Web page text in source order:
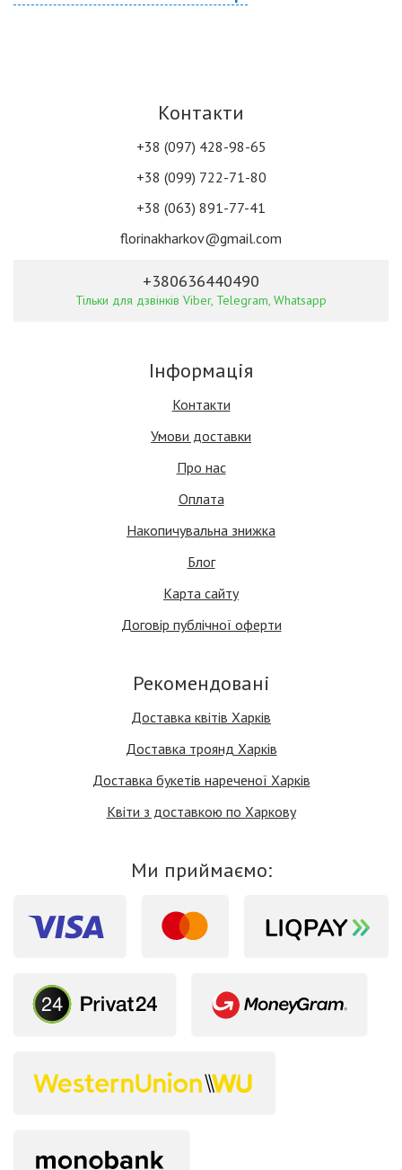
Контакти
+38 (097) 428-98-65
+38 (099) 722-71-80
+38 (063) 891-77-41
florinakharkov@gmail.com
+380636440490
Тільки для дзвінків Viber, Telegram, Whatsapp
Інформація
Контакти
Умови доставки
Про нас
Оплата
Накопичувальна знижка
Блог
Карта сайту
Договір публічної оферти
Рекомендовані
Доставка квітів Харків
Доставка троянд Харків
Доставка букетів нареченої Харків
Квіти з доставкою по Харкову
Ми приймаємо: